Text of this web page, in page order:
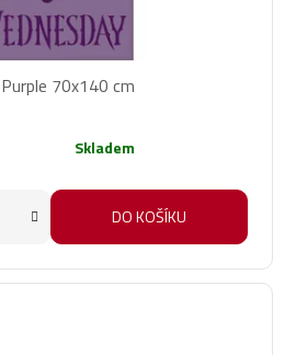
70x140 cm
Skladem
DO KOŠÍKU